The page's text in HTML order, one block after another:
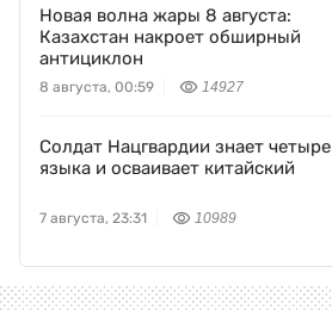
Новая волна жары 8 августа:
Казахстан накроет обширный
антициклон
8 августа, 00:59 14927
Солдат Нацгвардии знает четыре
языка и осваивает китайский
7 августа, 23:31 10989